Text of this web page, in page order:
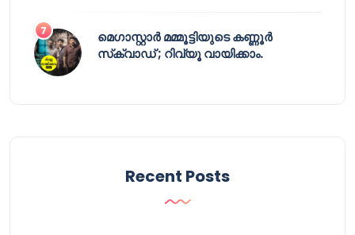
മെഗാസ്റ്റാർ മമ്മൂട്ടിയുടെ കണ്ണൂർ
സ്‌ക്വാഡ് ; റിവ്യൂ വായിക്കാം.
Recent Posts